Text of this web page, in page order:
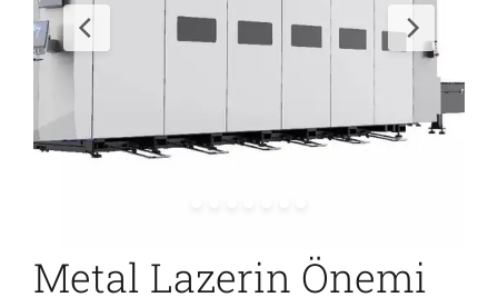
Metal Lazerin Önemi